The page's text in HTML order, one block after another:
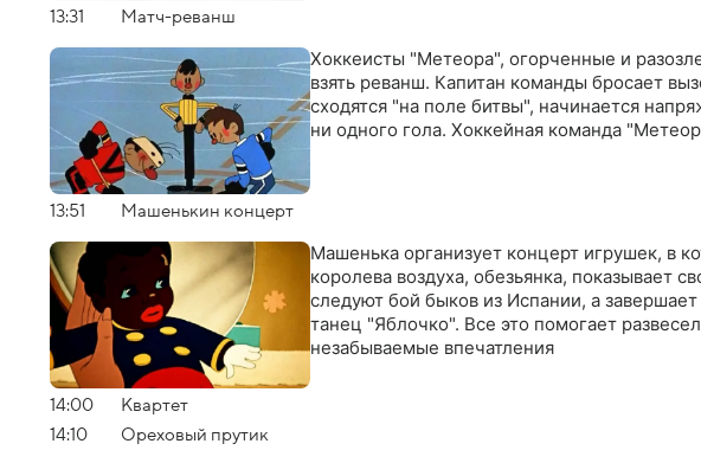
13:31 Матч-реванш
Хоккеисты "Метеора", огорченные и
взять реванш. Капитан команды бросает
сходятся "на поле битвы", начинается
ни одного гола. Хоккейная команда
13:51 Мaшенькин кoнцерт
Машенька организует концерт игрушек, в
королева воздуха, обезьянка, показывает
следуют бой быков из Испании, а
танец "Яблочко". Все это помогает
незабываемые впечатления
14:00
Квартет
14:10
Ореховый прутик